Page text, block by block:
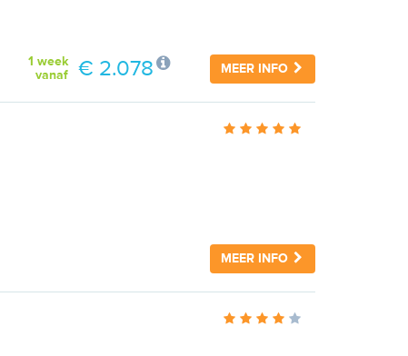
MEER INFO
1 week
vanaf
€ 2.078
MEER INFO